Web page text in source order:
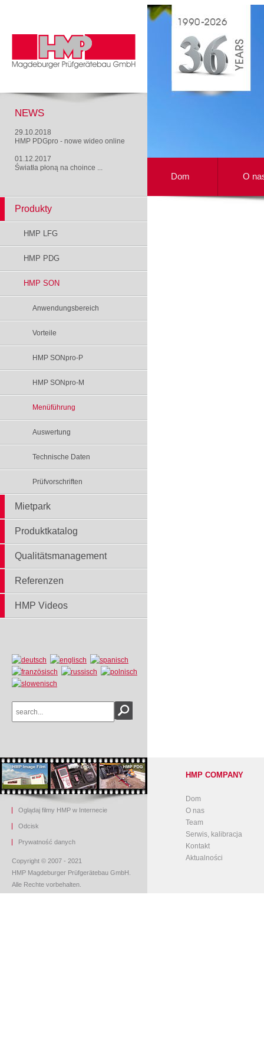
NEWS
29.10.2018
HMP PDGpro - nowe wideo online
01.12.2017
Światła płoną na choince ...
Dom O
Produkty
HMP LFG
HMP PDG
HMP SON
Anwendungsbereich
Vorteile
HMP SONpro-P
HMP SONpro-M
Menüführung
Auswertung
Technische Daten
Prüfvorschriften
Mietpark
Produktkatalog
Qualitätsmanagement
Referenzen
HMP Videos
Oglądaj filmy HMP w Internecie
Odcisk
Prywatność danych
Copyright © 2007 - 2021
HMP Magdeburger Prüfgerätebau GmbH.
Alle Rechte vorbehalten.
HMP COMPANY
Dom
O nas
Team
Serwis, kalibracja
Kontakt
Aktualności